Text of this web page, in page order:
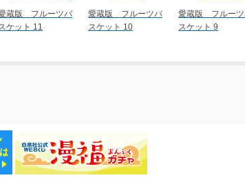
蔵版 フルーツバ
スケット 11
愛蔵版 フルーツバ
スケット 10
愛蔵版 フルー
スケット 9